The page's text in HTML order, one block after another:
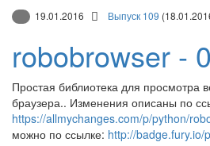
19.01.2016 Выпуск 109
robobrowser -
Простая библиотека для просмотра
браузера.. Изменения описаны по
https://allmychanges.com/p/python/
можно по ссылке: http://badge.fury.io/